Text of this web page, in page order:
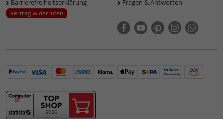
Barrierefreiheitserklärung
Vertrag widerrufen
Fragen & Antworten